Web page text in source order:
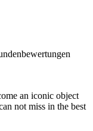
an iconic object
not miss in the best